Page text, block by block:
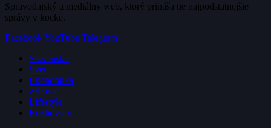
Spravodajský a mediálny web, ktorý prináša tie najpodstatnejšie
správy v kocke.
FacebookYouTube Telegram
Slovensko
Svet
Ekonomika
Zdravie
Lifestyle
Rozhovory